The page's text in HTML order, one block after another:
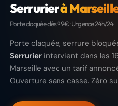
Serrurierà
Porte claquée dès 99€ · Urgence 24h/24
Porte claquée, serrure
Serrurier intervient dans les
Marseille avec un tarif
Ouverture sans casse. Zéro